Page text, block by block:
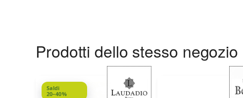
Prodotti dello stesso negozio
Saldi
20–40%